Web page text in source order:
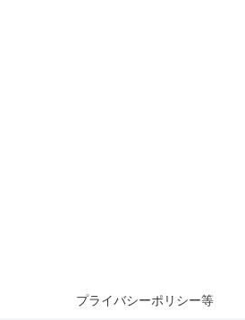
プライバシーポリシー等